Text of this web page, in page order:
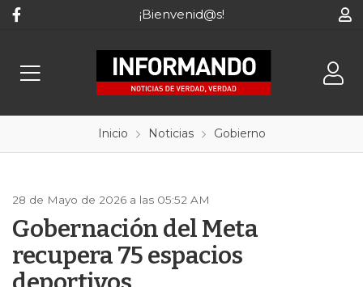
¡Bienvenid@s!
Inicio Noticias Gobierno
28 de Mayo de 2026 a las 05:52 AM
Gobernación del Meta
recupera 75 espacios